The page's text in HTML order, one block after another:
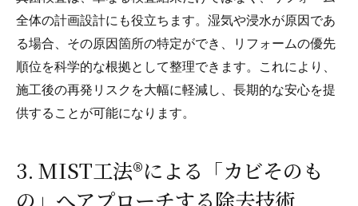
全体の計画設計にも役立ちます。湿気や浸水が原因であ
る場合、その原因箇所の特定ができ、リフォームの優先
順位を科学的な根拠として整理できます。これにより、
施工後の再発リスクを大幅に軽減し、長期的な安心を提
供することが可能になります。
3. MIST工法®による「カビそのも
の」へアプローチする除去技術